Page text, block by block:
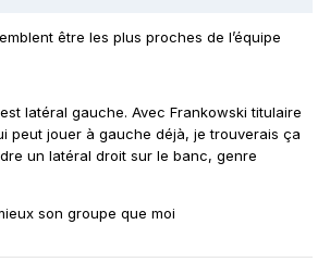
être les plus proches de l’équipe
latéral gauche. Avec Frankowski titulaire
peut jouer à gauche déjà, je trouverais ça
un latéral droit sur le banc, genre
son groupe que moi